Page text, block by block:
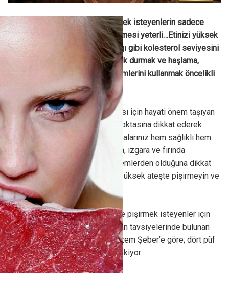
Sofralarında sağlıklı et tüketmek isteyenlerin sadece
birkaç püf noktasına dikkat etmesi yeterli…Etinizi yüksek
ateşte pişirmemek, kuyruk yağı gibi kolesterol seviyesini
kolay yükselten yağlardan uzak durmak ve haşlama,
ızgara, fırın gibi pişirme yöntemlerini kullanmak öncelikli
konularınız olmalı..!
İnsan vücudunun sağlıklı olması için hayati önem taşıyan
et ve et ürünlerini birkaç püf noktasına dikkat ederek
doğru yöntemlerle pişirin; sofralarınız hem sağlıklı hem
de lezzetli olsun. Etin haşlama, ızgara ve fırında
pişirilmesinin en sağlıklı yöntemlerden olduğuna dikkat
çeken uzmanlar uyarıyor: “Eti yüksek ateşte pişirmeyin ve
asla ekstra yağ kullanmayın..!”
Eti en sağlıklı ve doğru şekilde pişirmek isteyenler için
Mahallenin Kasabı adına uzman tavsiyelerinde bulunan
Diyetisyen ve Yaşam Koçu Gizem Şeber’e göre; dört püf
noktasına dikkat etmeniz gerekiyor: